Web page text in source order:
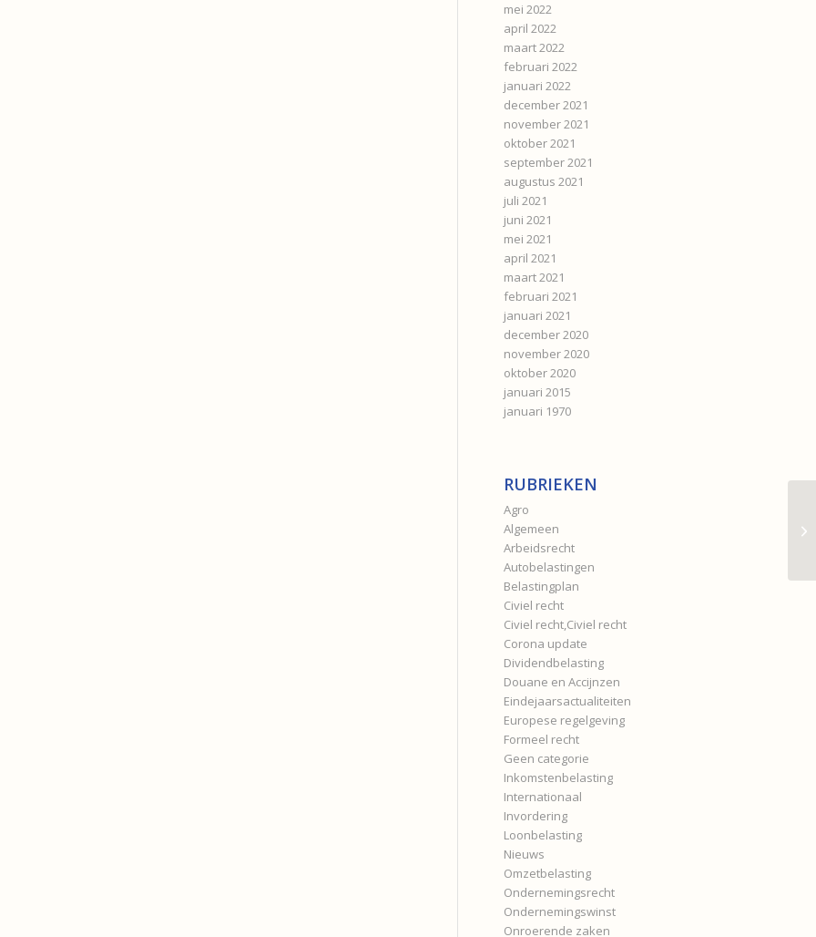
mei 2022
april 2022
maart 2022
februari 2022
januari 2022
december 2021
november 2021
oktober 2021
september 2021
augustus 2021
juli 2021
juni 2021
mei 2021
april 2021
maart 2021
februari 2021
januari 2021
december 2020
november 2020
oktober 2020
januari 2015
januari 1970
RUBRIEKEN
Agro
Algemeen
Arbeidsrecht
Autobelastingen
Belastingplan
Civiel recht
Civiel recht,Civiel recht
Corona update
Dividendbelasting
Douane en Accijnzen
Eindejaarsactualiteiten
Europese regelgeving
Formeel recht
Geen categorie
Inkomstenbelasting
Internationaal
Invordering
Loonbelasting
Nieuws
Omzetbelasting
Ondernemingsrecht
Ondernemingswinst
Onroerende zaken